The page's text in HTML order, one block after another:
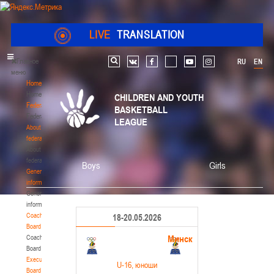
LIVE TRANSLATION
Главное
меню
Home
Home
Federation
Federation
About
federation
About
federation
General
information
General
information
Coaching
Board
Coaching
Board
Executive
Board
RU EN
Search vk facebook youtube instagram
CHILDREN AND YOUTH
BASKETBALL
LEAGUE
Boys Girls
18-20.05.2026
Минск
U-16 , юноши